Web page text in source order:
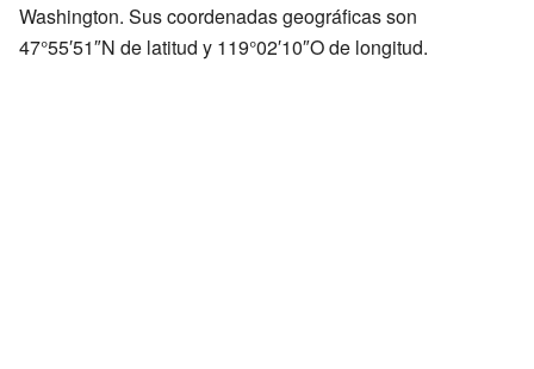
Washington. Sus coordenadas geográficas son
47°55′51″N de latitud y 119°02′10″O de longitud.